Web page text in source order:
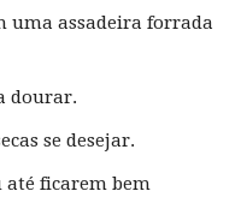
uma assadeira forrada
dourar.
se desejar.
até ficarem bem